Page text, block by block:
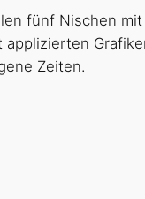
fünf Nischen
Zeiten.